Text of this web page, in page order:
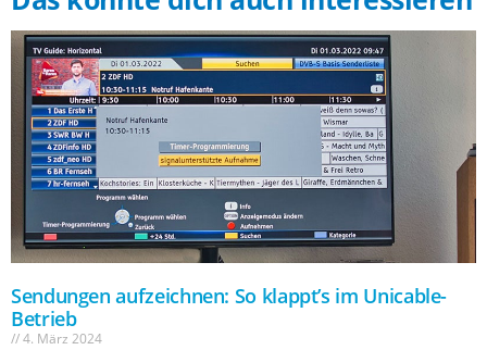
Sendungen aufzeichnen: So klappt’s im Unicable-
Betrieb
4. März 2024